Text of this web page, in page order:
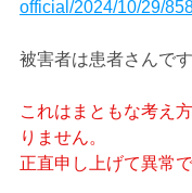
official/2024/10/29/
被害者は患者さんです
これはまともな考え
りません。
正直申し上げて異常で